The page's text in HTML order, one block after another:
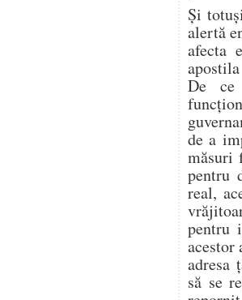
Și
alertă
afecta
De ce
de a
măsuri
pentru
real,
pentru
adresa
să se